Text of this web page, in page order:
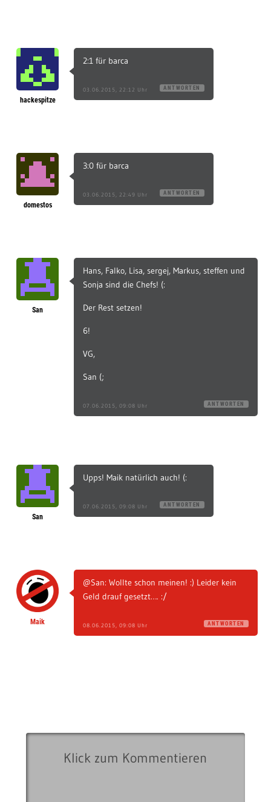
hackespitze
2:1 für barca
03.06.2015, 22:12 Uhr ANTWORTEN
domestos
3:0 für barca
03.06.2015, 22:49 Uhr ANTWORTEN
San
Hans, Falko, Lisa, sergej, Markus, steffen und
Sonja sind die Chefs! (:
Der Rest setzen!
6!
VG,
San (;
07.06.2015, 09:08 Uhr ANTWORTEN
San
Upps! Maik natürlich auch! (:
07.06.2015, 09:08 Uhr ANTWORTEN
Maik
@San: Wollte schon meinen! :) Leider kein
Geld drauf gesetzt…. :/
08.06.2015, 09:08 Uhr ANTWORTEN